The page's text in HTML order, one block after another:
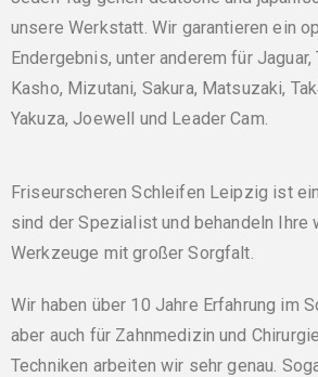
unsere Werkstatt. Wir garantieren ein
Endergebnis, unter anderem für Jaguar,
Kasho, Mizutani, Sakura, Matsuzaki,
Yakuza, Joewell und Leader Cam.
Friseurscheren Schleifen Leipzig ist
sind der Spezialist und behandeln Ihre
Werkzeuge mit großer Sorgfalt.
Wir haben über 10 Jahre Erfahrung im
aber auch für Zahnmedizin und
Techniken arbeiten wir sehr genau.